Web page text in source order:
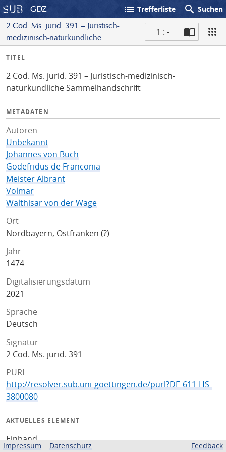
GDZ list Trefferliste search Suchen
2 Cod. Ms. jurid. 391 – Juristisch-
medizinisch-naturkundliche
1 : -
I
f
o
TITEL
2 Cod. Ms. jurid. 391 – Juristisch-medizinisch-
naturkundliche Sammelhandschrift
METADATEN
Autoren
Unbekannt
Johannes von Buch
Godefridus de Franconia
Meister Albrant
Volmar
Walthisar von der Wage
Ort
Nordbayern, Ostfranken (?)
Jahr
1474
Digitalisierungsdatum
2021
Sprache
Deutsch
Signatur
2 Cod. Ms. jurid. 391
PURL
http://resolver.sub.uni-goettingen.de/purl?DE-611-HS-
3800080
AKTUELLES ELEMENT
Einband
Impressum Datenschutz Feedback